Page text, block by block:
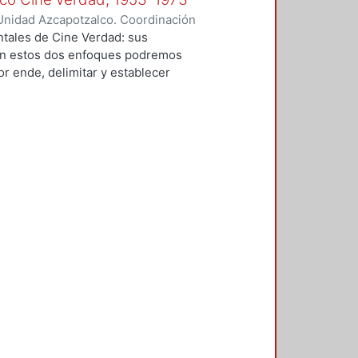
de la arquitectura de la
tesis, una escritura realizada
peculiares. Dicha historia
arquitecto Carlos Obregón
de estudio de este trabajo.
Azcapotzalco. Coordinación
Alexis
de Cine Verdad: sus
estos dos enfoques podremos
ende, delimitar y establecer